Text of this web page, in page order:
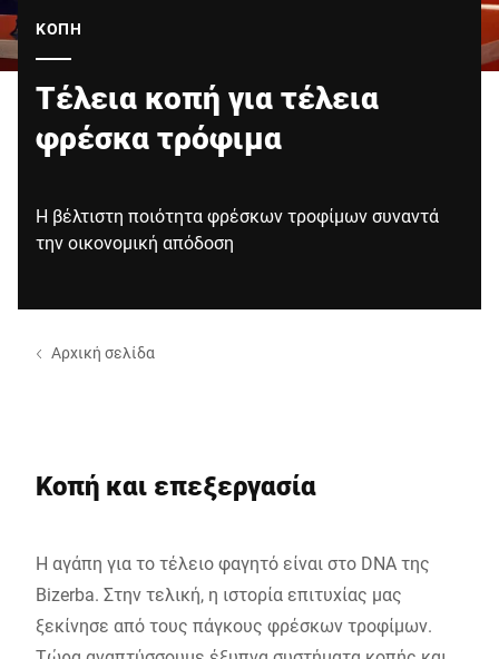
ΚΟΠΉ
Τέλεια κοπή για τέλεια
φρέσκα τρόφιμα
Η βέλτιστη ποιότητα φρέσκων τροφίμων συναντά
την οικονομική απόδοση
Αρχική σελίδα
Κοπή και επεξεργασία
Η αγάπη για το τέλειο φαγητό είναι στο DNA της
Bizerba. Στην τελική, η ιστορία επιτυχίας μας
ξεκίνησε από τους πάγκους φρέσκων τροφίμων.